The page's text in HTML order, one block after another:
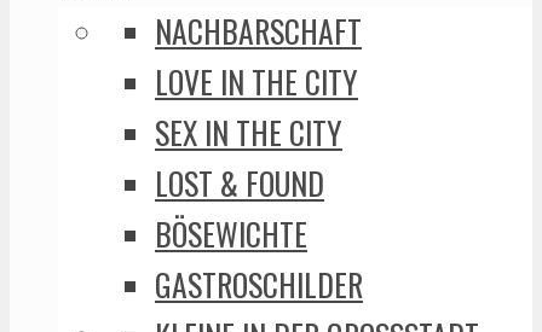
NACHBARSCHAFT
LOVE IN THE CITY
SEX IN THE CITY
LOST & FOUND
BÖSEWICHTE
GASTROSCHILDER